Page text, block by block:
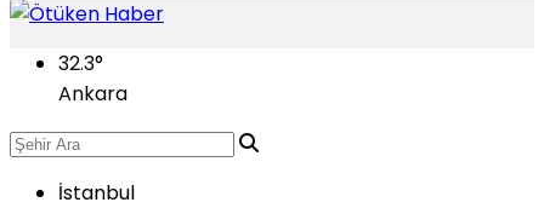
32.3°
Ankara
İstanbul